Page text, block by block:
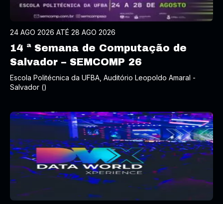
24 AGO 2026 ATÉ 28 AGO 2026
14 ª Semana de Computação de
Salvador – SEMCOMP 26
Escola Politécnica da UFBA, Auditório Leopoldo Amaral -
Salvador ()